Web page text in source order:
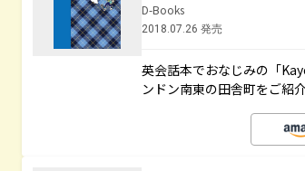
D-Books
2018.07.26 発売
英会話本でおなじみの「
ンドン南東の田舎町をご紹介